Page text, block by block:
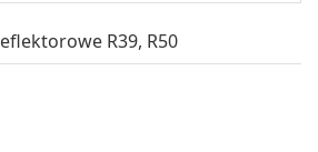
R39, R50